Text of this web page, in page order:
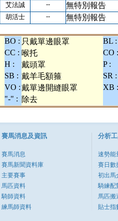
艾法誠 -- 無特別報告
胡活士 -- 無特別報告
BO : 只戴單邊眼罩
BL :
CC : 喉托
CO :
H : 戴頭罩
P :
SB : 戴羊毛額箍
SR :
VO :戴單邊開縫眼罩
XB :
"-" : 除去
賽馬消息及資訊
賽馬消息
賽馬新聞資料庫
主要賽事
馬匹資料
騎師資料
練馬師資料
分析
速勢能
賽日數
初出馬
騎練配
馬匹搬
貼士指